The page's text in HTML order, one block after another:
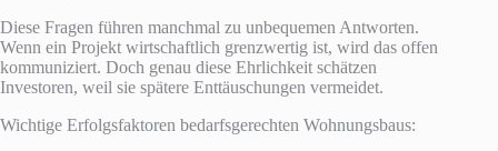
Diese Fragen führen manchmal zu unbequemen Antworten.
Wenn ein Projekt wirtschaftlich grenzwertig ist, wird das offen
kommuniziert. Doch genau diese Ehrlichkeit schätzen
Investoren, weil sie spätere Enttäuschungen vermeidet.
Wichtige Erfolgsfaktoren bedarfsgerechten Wohnungsbaus: